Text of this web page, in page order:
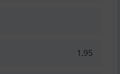
1,95